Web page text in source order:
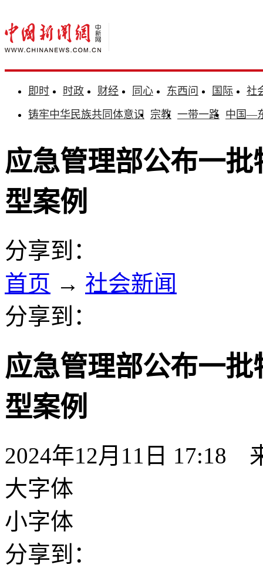
即时 时政 财经 同心 东西问 国际
社
铸牢中华民族共同体意识 宗教 一带一路 中国—
应急管理部公布一
型案例
分享到：
首页 → 社会新闻
分享到：
应急管理部公布一
型案例
2024年12月11日 17:18
大字体
小字体
分享到：